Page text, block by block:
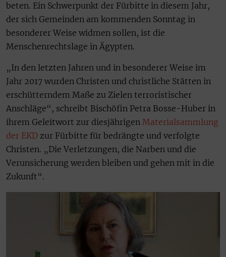
beten. Ein Schwerpunkt der Fürbitte in diesem Jahr,
der sich Gemeinden am kommenden Sonntag in
besonderer Weise widmen sollen, ist die
Menschenrechtslage in Ägypten.
„In den letzten Jahren und in besonderer Weise im
Jahr 2017 wurden Christen und christliche Stätten in
erschütterndem Maße zu Zielen terroristischer
Anschläge“, schreibt Bischöfin Petra Bosse-Huber in
ihrem Geleitwort zur diesjährigen Materialsammlung
der EKD zur Fürbitte für bedrängte und verfolgte
Christen. „Die Verletzungen, die Narben und die
Verunsicherung werden bleiben und gehen mit in die
Zukunft“.